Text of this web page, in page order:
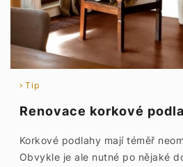
Tip
Renovace korkové
Korkové podlahy mají téměř
Obvykle je ale nutné po nějaké